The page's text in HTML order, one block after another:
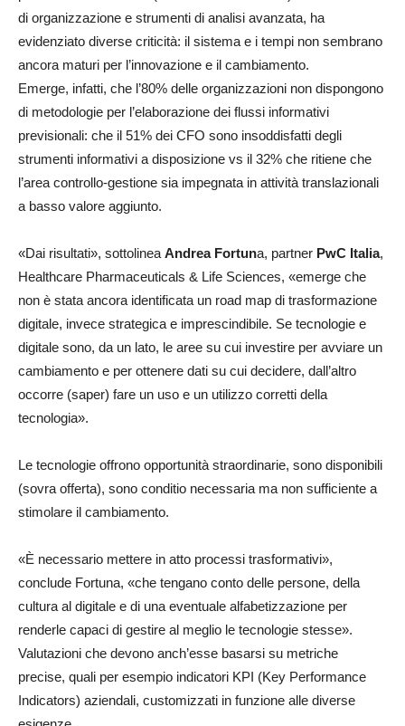
di organizzazione e strumenti di analisi avanzata, ha
evidenziato diverse criticità: il sistema e i tempi non sembrano
ancora maturi per l’innovazione e il cambiamento.
Emerge, infatti, che l’80% delle organizzazioni non dispongono
di metodologie per l’elaborazione dei flussi informativi
previsionali: che il 51% dei CFO sono insoddisfatti degli
strumenti informativi a disposizione vs il 32% che ritiene che
l’area controllo-gestione sia impegnata in attività translazionali
a basso valore aggiunto.
«Dai risultati», sottolinea Andrea Fortuna, partner PwC Italia,
Healthcare Pharmaceuticals & Life Sciences, «emerge che
non è stata ancora identificata un road map di trasformazione
digitale, invece strategica e imprescindibile. Se tecnologie e
digitale sono, da un lato, le aree su cui investire per avviare un
cambiamento e per ottenere dati su cui decidere, dall’altro
occorre (saper) fare un uso e un utilizzo corretti della
tecnologia».
Le tecnologie offrono opportunità straordinarie, sono disponibili
(sovra offerta), sono conditio necessaria ma non sufficiente a
stimolare il cambiamento.
«È necessario mettere in atto processi trasformativi»,
conclude Fortuna, «che tengano conto delle persone, della
cultura al digitale e di una eventuale alfabetizzazione per
renderle capaci di gestire al meglio le tecnologie stesse».
Valutazioni che devono anch’esse basarsi su metriche
precise, quali per esempio indicatori KPI (Key Performance
Indicators) aziendali, customizzati in funzione alle diverse